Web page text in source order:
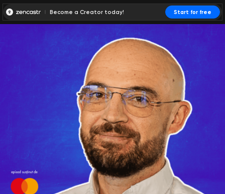
Become a Creator today! Start for free